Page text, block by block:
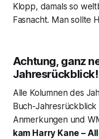
Klopp, damals so
Fasnacht. Man sollte
Achtung, ganz
Jahresrückblick!
Alle Kolumnen des
Buch-
Anmerkungen und
kam Harry Kane –